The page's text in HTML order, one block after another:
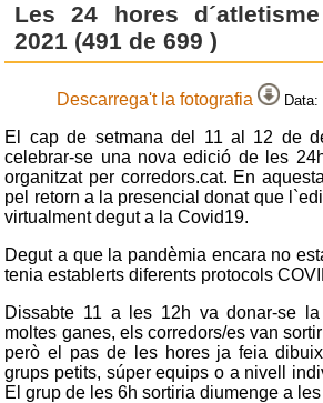
Les 24 hores
2021 (491 de 699 )
Descarrega't la fotografia Data:
El cap de setmana del 11 al 12 de
celebrar-se una nova edició de les
organitzat per corredors.cat. En
pel retorn a la presencial donat que
virtualment degut a la Covid19.
Degut a que la pandèmia encara no
tenia establerts diferents protocols
Dissabte 11 a les 12h va donar-se
moltes ganes, els corredors/es van
però el pas de les hores ja feia
grups petits, súper equips o a nivell
El grup de les 6h sortiria diumenge a